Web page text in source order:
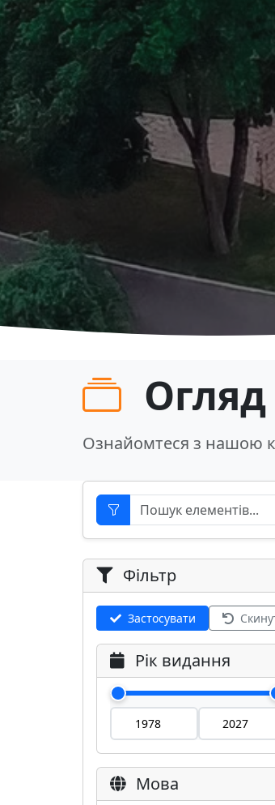
Огляд
Ознайомтеся з нашою
Фільтр
Застосувати
Рік видання
Мова